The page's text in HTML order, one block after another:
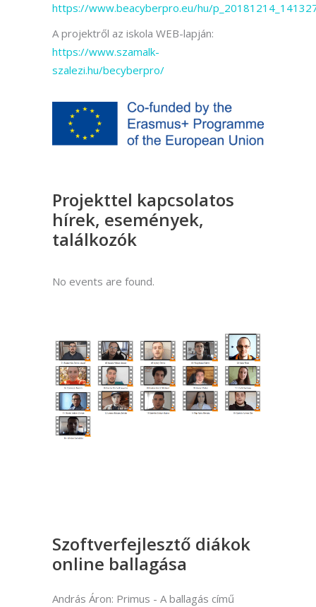
https://www.beacyberpro.eu/hu/
A projektről az iskola WEB-lapján:
https://www.szamalk-
szalezi.hu/becyberpro/
Projekttel kapcsolatos
hírek, események,
találkozók
No events are found.
Szoftverfejlesztő diákok
online ballagása
András Áron: Primus - A ballagás című